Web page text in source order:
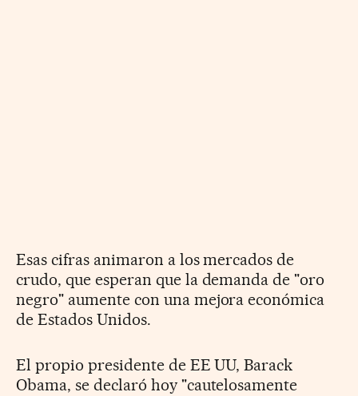
Esas cifras animaron a los mercados de
crudo, que esperan que la demanda de "oro
negro" aumente con una mejora económica
de Estados Unidos.
El propio presidente de EE UU, Barack
Obama, se declaró hoy "cautelosamente